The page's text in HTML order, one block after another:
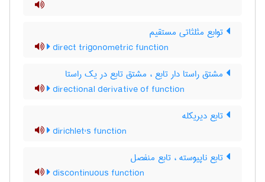
توابع مثلثاتی مستقیم
direct trigonometric function
مشتق راستا دار تابع ، مشتق تابع در یک راستا
directional derivative of function
تابع دیریکله
dirichlet's function
تابع ناپیوسته ، تابع منفصل
discontinuous function